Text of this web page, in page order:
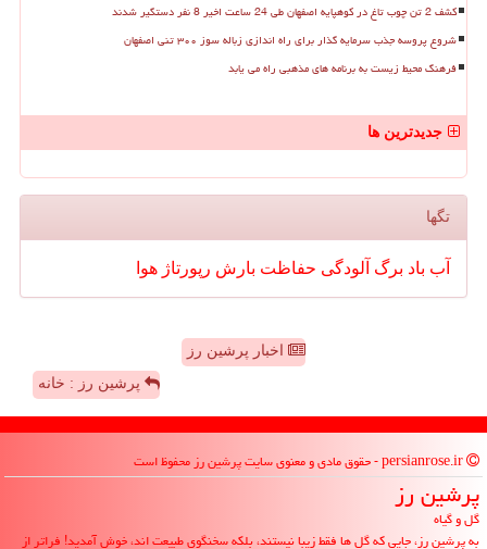
کشف 2 تن چوب تاغ در کوهپایه اصفهان طی 24 ساعت اخیر 8 نفر دستگیر شدند
شروع پروسه جذب سرمایه گذار برای راه اندازی زباله سوز ۳۰۰ تنی اصفهان
فرهنگ محیط زیست به برنامه های مذهبی راه می یابد
جدیدترین ها
تگها
آب باد برگ آلودگی حفاظت بارش رپورتاژ هوا
اخبار پرشین رز
پرشین رز : خانه
پرشین رز
گل و گیاه
به پرشین رز، جایی که گل ها فقط زیبا نیستند، بلکه سخنگوی طبیعت اند، خوش آمدید! فراتر از